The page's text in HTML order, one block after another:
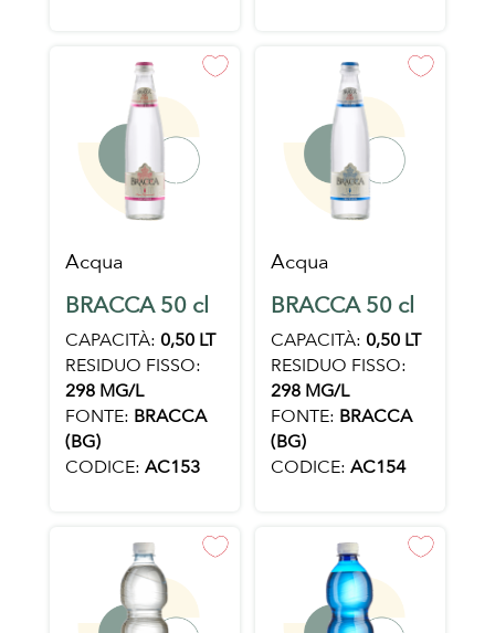
Acqua
BRACCA 50 cl
CAPACITÀ: 0,50 LT
RESIDUO FISSO:
298 MG/L
FONTE: BRACCA
(BG)
CODICE: AC153
Acqua
BRACCA 50 cl
CAPACITÀ: 0,50 LT
RESIDUO FISSO:
298 MG/L
FONTE: BRACCA
(BG)
CODICE: AC154